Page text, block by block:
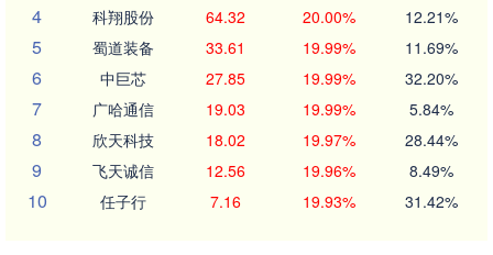
4 科翔股份 64.32 20.00% 12.21%
5 蜀道装备 33.61 19.99% 11.69%
6 中巨芯 27.85 19.99% 32.20%
7 广哈通信 19.03 19.99% 5.84%
8 欣天科技 18.02 19.97% 28.44%
9 飞天诚信 12.56 19.96% 8.49%
10 任子行 7.16 19.93% 31.42%